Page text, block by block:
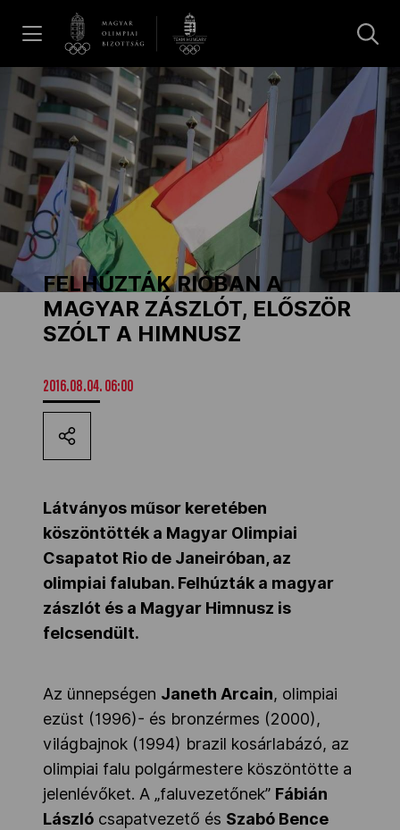
Hírek
Galéria
Dakar 2026
Los Angeles 2028
Kettőskarrier-program
NOB
Társszervezetek
OVEP
Adatbank
FELHÚZTÁK RIÓBAN A
MAGYAR ZÁSZLÓT, ELŐSZÖR
SZÓLT A HIMNUSZ
2016.08.04. 06:00
Látványos műsor keretében
köszöntötték a Magyar Olimpiai
Csapatot Rio de Janeiróban, az
olimpiai faluban. Felhúzták a magyar
zászlót és a Magyar Himnusz is
felcsendült.
Az ünnepségen Janeth Arcain, olimpiai
ezüst (1996)- és bronzérmes (2000),
világbajnok (1994) brazil kosárlabázó, az
olimpiai falu polgármestere köszöntötte a
jelenlévőket. A „faluvezetőnek” Fábián
László csapatvezető és Szabó Bence